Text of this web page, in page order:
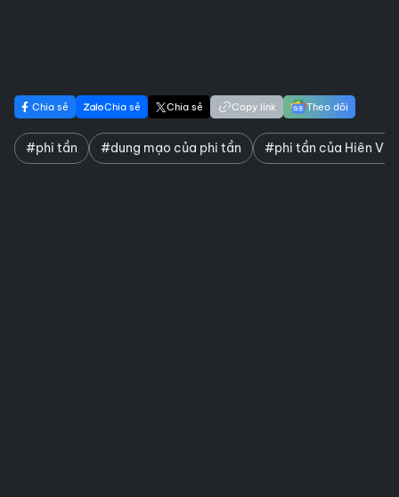
Chia sẻ Chia sẻ Chia sẻ Copy link Theo dõi
#phi tần #dung mạo của phi tần #phi tần của Hiên